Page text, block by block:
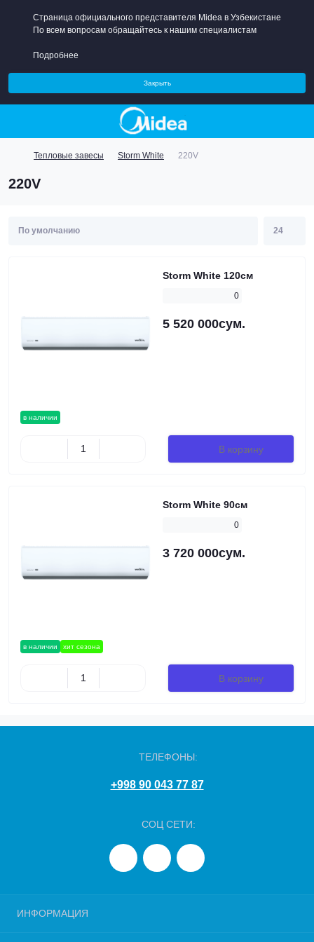
Страница официального представителя Midea в Узбекистане
По всем вопросам обращайтесь к нашим специалистам
Подробнее
Закрыть
Тепловые завесы Storm White 220V
220V
в наличии
Storm White 120см
0
5 520 000сум.
В корзину
в наличии хит сезона
Storm White 90см
0
3 720 000сум.
В корзину
ТЕЛЕФОНЫ:
+998 90 043 77 87
СОЦ СЕТИ:
ИНФОРМАЦИЯ